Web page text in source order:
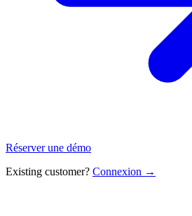
Réserver une démo
Existing customer? Connexion →